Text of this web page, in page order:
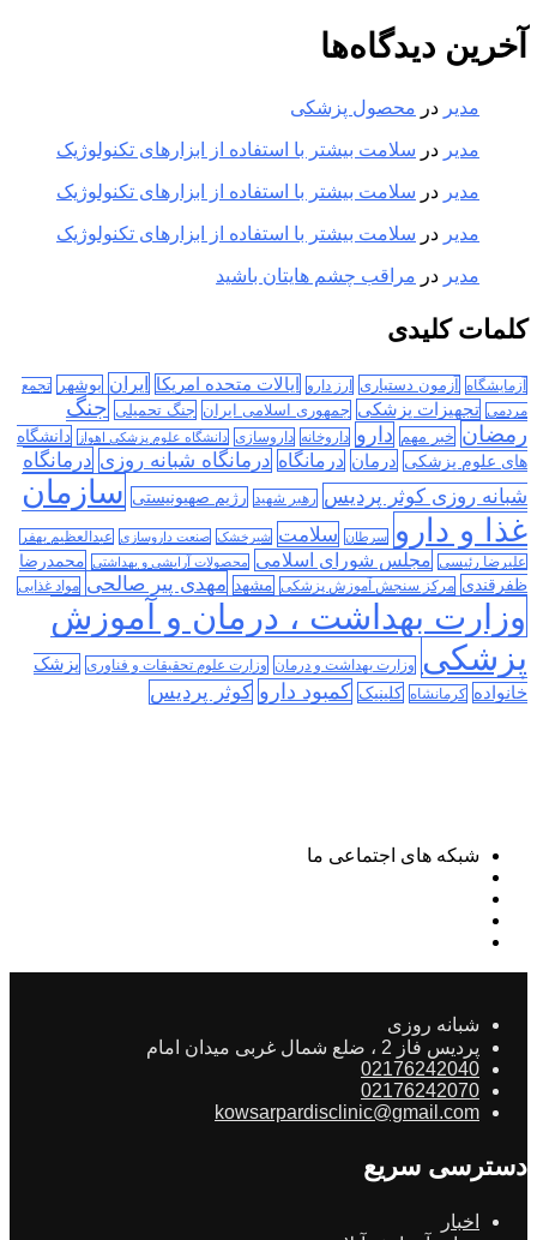
آخرین دیدگاه‌ها
مدیر در محصول پزشکی
مدیر در سلامت بیشتر با استفاده از ابزارهای تکنولوژیک
مدیر در سلامت بیشتر با استفاده از ابزارهای تکنولوژیک
مدیر در سلامت بیشتر با استفاده از ابزارهای تکنولوژیک
مدیر در مراقب چشم هایتان باشید
کلمات کلیدی
آزمایشگاه آزمون دستیاری ارز دارو ایالات متحده امریکا ایران بوشهر
تجمع
مردمی تجهیزات پزشکی جمهوری اسلامی ایران جنگ تحمیلی جنگ
رمضان خبر مهم دارو داروخانه داروسازی دانشگاه علوم پزشکی اهواز
دانشگاه
های علوم پزشکی درمان درمانگاه درمانگاه شبانه روزی درمانگاه
شبانه روزی کوثر پردیس رهبر شهید رژیم صهیونیستی سازمان
غذا و دارو
سرطان سلامت شیرخشک صنعت داروسازی عبدالعظیم بهفر
علیرضا رئیسی مجلس شورای اسلامی محصولات آرایشی و بهداشتی محمدرضا
ظفرقندی مرکز سنجش آموزش پزشکی مشهد مهدی پیر صالحی مواد غذایی
وزارت بهداشت ، درمان و آموزش
پزشکی وزارت بهداشت و درمان وزارت علوم تحقیقات و فناوری پزشک
خانواده کرمانشاه کلینیک کمبود دارو کوثر پردیس
شبکه های اجتماعی ما
شبانه روزی
پردیس فاز 2 ، ضلع شمال غربی میدان امام
02176242040
02176242070
kowsarpardisclinic@gmail.com
دسترسی سریع
اخبار